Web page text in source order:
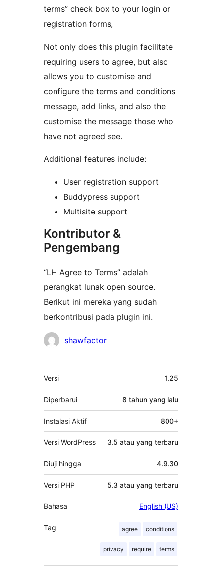
terms” check box to your login or
registration forms,
Not only does this plugin facilitate
requiring users to agree, but also
allows you to customise and
configure the terms and conditions
message, add links, and also the
customise the message those who
have not agreed see.
Additional features include:
User registration support
Buddypress support
Multisite support
Kontributor &
Pengembang
“LH Agree to Terms” adalah
perangkat lunak open source.
Berikut ini mereka yang sudah
berkontribusi pada plugin ini.
Kontributorshawfactor
Meta
Versi 1.25
Diperbarui 8 tahun yang lalu
Instalasi Aktif 800+
Versi WordPress 3.5 atau yang terbaru
Diuji hingga 4.9.30
Versi PHP 5.3 atau yang terbaru
Bahasa English (US)
Tag agree conditions
privacy require terms